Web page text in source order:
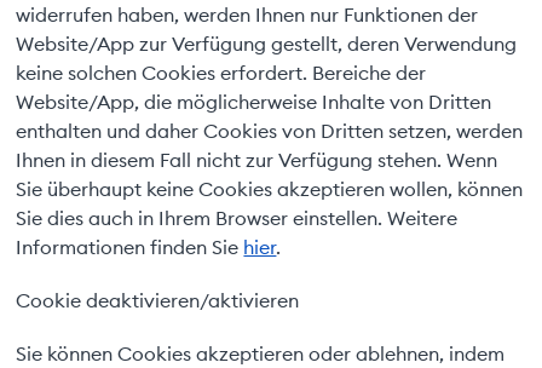
widerrufen haben, werden Ihnen nur Funktionen der
Website/App zur Verfügung gestellt, deren Verwendung
keine solchen Cookies erfordert. Bereiche der
Website/App, die möglicherweise Inhalte von Dritten
enthalten und daher Cookies von Dritten setzen, werden
Ihnen in diesem Fall nicht zur Verfügung stehen. Wenn
Sie überhaupt keine Cookies akzeptieren wollen, können
Sie dies auch in Ihrem Browser einstellen. Weitere
Informationen finden Sie hier.
Cookie deaktivieren/aktivieren
Sie können Cookies akzeptieren oder ablehnen, indem